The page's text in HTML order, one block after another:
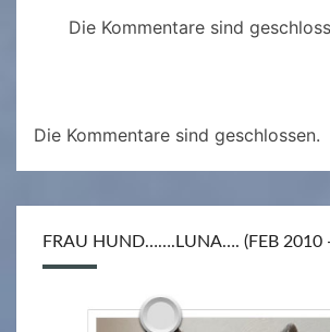
Die Kommentare sind
Die Kommentare sind geschlossen.
FRAU HUND…….LUNA…. (FEB 2010